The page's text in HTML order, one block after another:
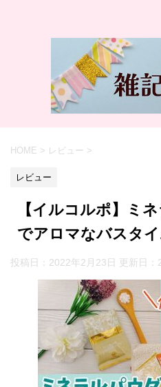
HOME > レビュー >
レビュー
【イルコルポ】ミ
でアロマなバスタイ
投稿日：2022年2月23日 更新日：